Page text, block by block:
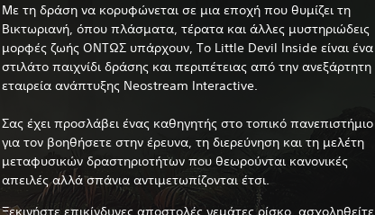
Με τη δράση να κορυφώνεται σε μια εποχή που θυμίζει τη
Βικτωριανή, όπου πλάσματα, τέρατα και άλλες μυστηριώδεις
μορφές ζωής ΟΝΤΩΣ υπάρχουν, Το Little Devil Inside είναι ένα
στιλάτο παιχνίδι δράσης και περιπέτειας από την ανεξάρτητη
εταιρεία ανάπτυξης Neostream Interactive.
Σας έχει προσλάβει ένας καθηγητής στο τοπικό πανεπιστήμιο
για τον βοηθήσετε στην έρευνα, τη διερεύνηση και τη μελέτη
μεταφυσικών δραστηριοτήτων που θεωρούνται κανονικές
απειλές αλλά σπάνια αντιμετωπίζονται έτσι.
Ξεκινήστε επικίνδυνες αποστολές γεμάτες ρίσκο, ασχοληθείτε